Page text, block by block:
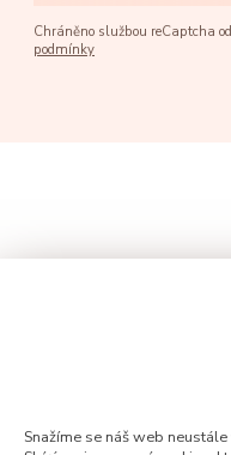
Chráněno službou reCaptcha od
podmínky
Snažíme se náš web